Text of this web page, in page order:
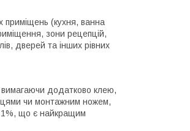
приміщень (кухня, ванна
зони рецепцій,
дверей та інших рівних
додатково клею,
чи монтажним ножем,
1%, що є найкращим